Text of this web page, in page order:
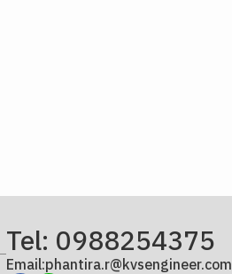
Tel: 0988254375
Email:phantira.r@kvsengineer.com